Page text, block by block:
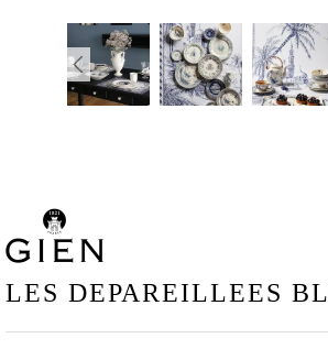
LES DEPAREILLEES